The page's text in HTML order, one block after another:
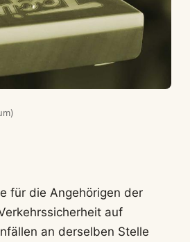
für die Angehörigen der
auf
an derselben Stelle